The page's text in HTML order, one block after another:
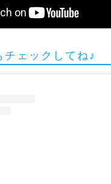
ェックしてね♪